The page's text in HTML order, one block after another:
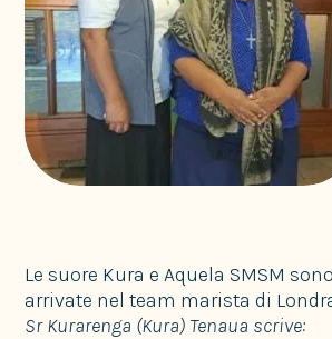
Le suore Kura e Aquela SMSM
arrivate nel team marista di
Sr Kurarenga (Kura) Tenaua scrive: